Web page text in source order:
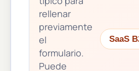
rellenar
previamente
el
formulario.
Puede
SaaS